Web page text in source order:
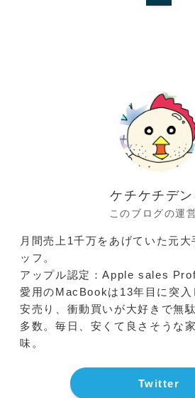
ケチケチデン
このブログの運
月間売上1千万をあげていた元大
ッフ。
アップル認定：Apple sales
愛用のMacBookは13年目に突入
安売り、衝動買いが大好きで無
多数。毎日、安くて良さそうな
味。
Twitter